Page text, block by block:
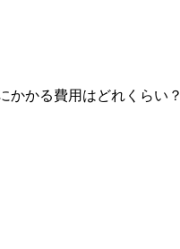
かかる費用はどれくらい？